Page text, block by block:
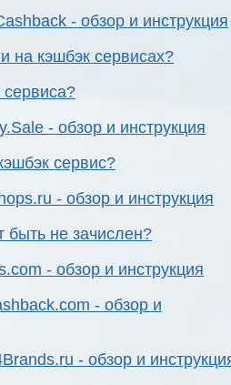
- обзор и инструкция
на кэшбэк сервисах?
- обзор и инструкция
сервис?
- обзор и инструкция
быть не зачислен?
- обзор и инструкция
- обзор и
- обзор и